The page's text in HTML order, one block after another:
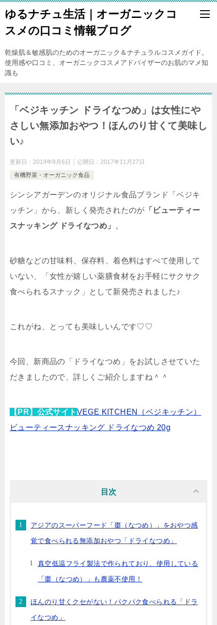
ゆるナチュ生活｜オーガニックコ
スメの口コミ情報ブログ
乾燥肌＆敏感肌のためのオーガニック＆ナチュラルコスメガイド。
使用感や口コミ、オーガニックコスメアドバイザーのお肌のマメ知
識も
「ベジキッチン ドライなつめ」は女性にや
さしい無添加おやつ！ほんのり甘くて美味し
い♪
更新日： 2019年9月6日 公開日： 2017年11月27日
有機野菜・オーガニック食品
シンシアガーデンのオリジナル食品ブランド「ベジキ
ッチン」から、新しく発売されたのが 「ビューティー
スナッキング ドライなつめ」
。
砂糖などの甘味料、保存料、着色料はすべて使用して
いない、「 女性が嬉しい薬膳食材をお手軽にサクサク
食べられるスナック 」として新発売されました♪
これがね、とっても美味しいんです♡♡
今回、新商品の「ドライなつめ」をお試しさせていた
だきましたので、詳しくご紹介しますね＾＾
【PR】公式サイト VEGE KITCHEN（ベジキッチン）
ビューティースナッキング ドライなつめ 20g
目次
アジアのスーパーフード「棗（なつめ）」をおやつ感
覚で食べられる無添加おやつ「ドライなつめ」
真空低温フライ製法で作られており、使用している
「棗（なつめ）」も農薬不使用！
ほんのり甘くクセがない！パクパク食べられる「ドラ
イなつめ」